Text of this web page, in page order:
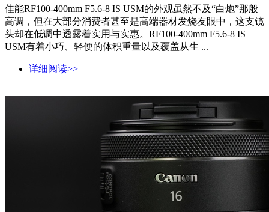
佳能RF100-400mm F5.6-8 IS USM的外观虽然不及“白炮”那般
高调，但在大部分消费者甚至是高端器材发烧友眼中，这支镜
头却在低调中透露着实用与实惠。RF100-400mm F5.6-8 IS
USM有着小巧、轻便的体积重量以及覆盖从生 ...
详细阅读>>